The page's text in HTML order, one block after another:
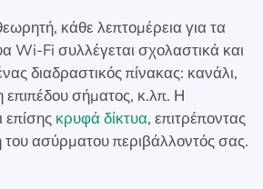
κάθε λεπτομέρεια για τα
Wi-Fi συλλέγεται σχολαστικά και
διαδραστικός πίνακας: κανάλι,
σήματος, κ.λπ. Η
επίσης κρυφά δίκτυα, επιτρέποντας
ασύρματου περιβάλλοντός σας.